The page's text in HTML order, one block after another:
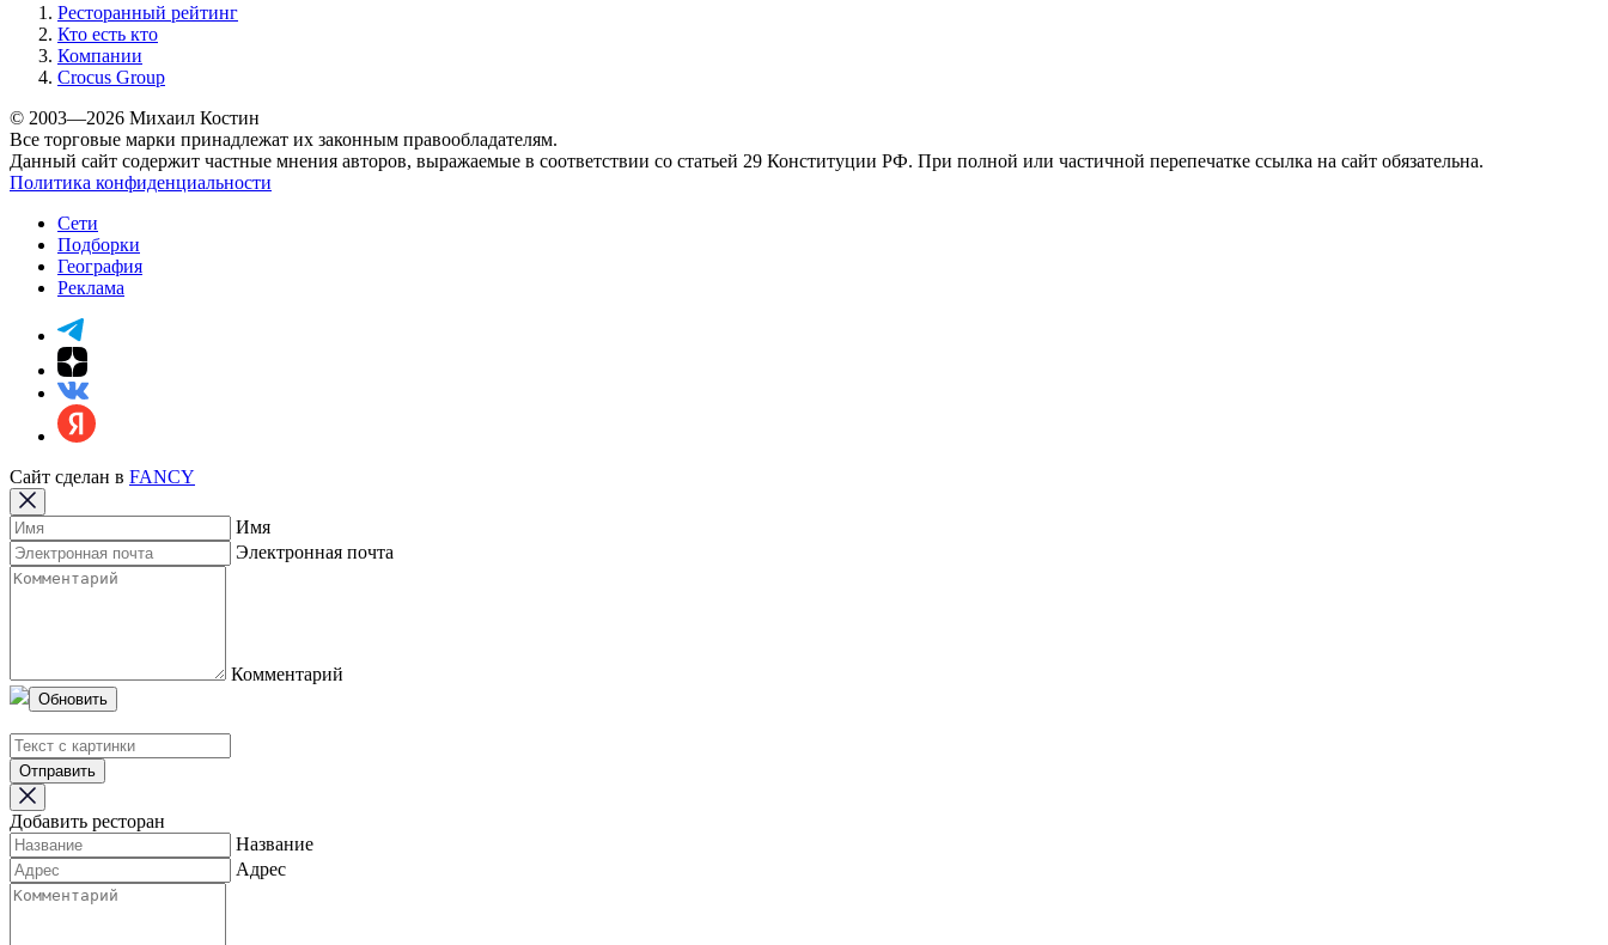
Ресторанный рейтинг
Кто есть кто
Компании
Crocus Group
© 2003—2026 Михаил Костин
Все торговые марки принадлежат их законным правообладателям.
Данный сайт содержит частные мнения авторов, выражаемые в соответствии со статьей 29 Конституции РФ. При полной или частичной перепечатке ссылка на сайт обязательна.
Политика конфиденциальности
Сети
Подборки
География
Реклама
Сайт сделан в FANCY
Имя
Электронная почта
Комментарий
Обновить
Отправить
Добавить ресторан
Название
Адрес